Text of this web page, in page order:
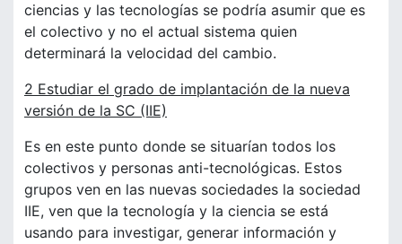
ciencias y las tecnologías se podría asumir que es
el colectivo y no el actual sistema quien
determinará la velocidad del cambio.
2 Estudiar el grado de implantación de la nueva
versión de la SC (IIE)
Es en este punto donde se situarían todos los
colectivos y personas anti-tecnológicas. Estos
grupos ven en las nuevas sociedades la sociedad
IIE, ven que la tecnología y la ciencia se está
usando para investigar, generar información y